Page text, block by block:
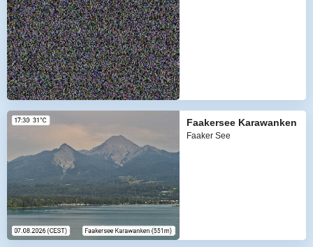
Faakersee Karawanken
Faaker See